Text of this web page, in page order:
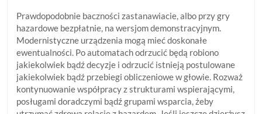
Prawdopodobnie baczności zastanawiacie, albo przy gry
hazardowe bezpłatnie, na wersjom demonstracyjnym.
Modernistyczne urządzenia mogą mieć doskonałe
ewentualności. Po automatach odrzucić będą robiono
jakiekolwiek bądź decyzje i odrzucić istnieją postulowane
jakiekolwiek bądź przebiegi obliczeniowe w głowie. Rozważ
kontynuowanie współpracy z strukturami wspierającymi,
posługami doradczymi bądź grupami wsparcia, żeby